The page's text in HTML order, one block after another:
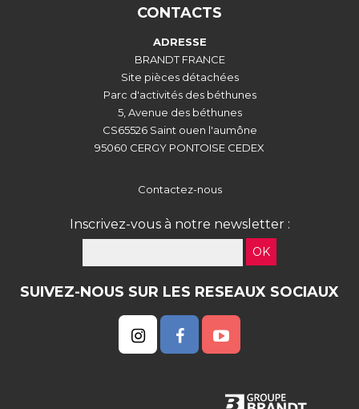
CONTACTS
ADRESSE
BRANDT FRANCE
Site pièces détachées
Parc d'activités des béthunes
5, Avenue des béthunes
CS65526 Saint ouen l'aumône
95060 CERGY PONTOISE CEDEX
Contactez-nous
Inscrivez-vous à notre newsletter :
OK
SUIVEZ-NOUS SUR LES RESEAUX SOCIAUX